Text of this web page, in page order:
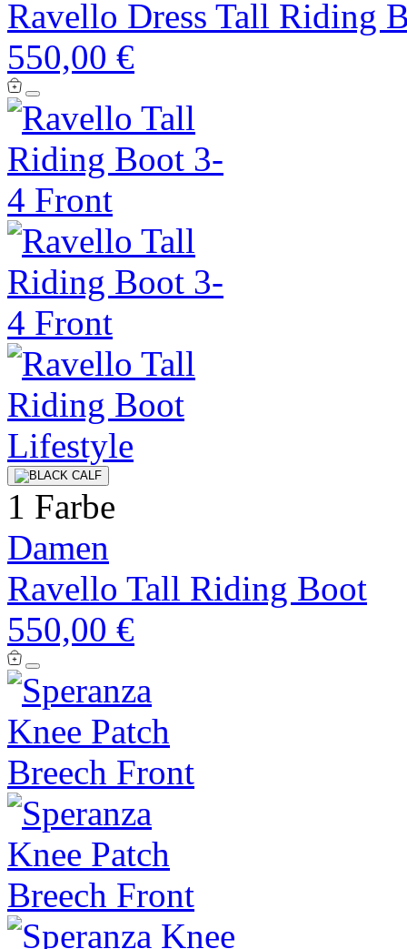
Ravello Dress Tall Riding
550,00 €
1 Farbe
Damen
Ravello Tall Riding Boot
550,00 €